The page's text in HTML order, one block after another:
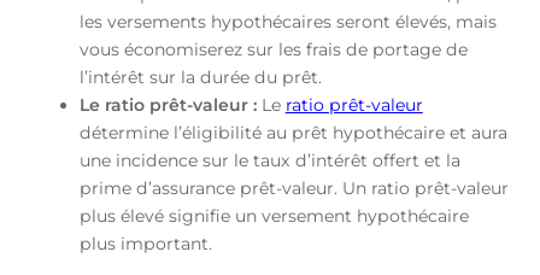
les versements hypothécaires seront élevés, mais
vous économiserez sur les frais de portage de
l’intérêt sur la durée du prêt.
Le ratio prêt-valeur : Le ratio prêt-valeur
détermine l’éligibilité au prêt hypothécaire et aura
une incidence sur le taux d’intérêt offert et la
prime d’assurance prêt-valeur. Un ratio prêt-valeur
plus élevé signifie un versement hypothécaire
plus important.